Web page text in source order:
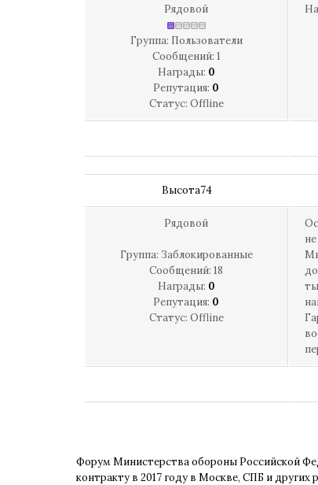
Рядовой
Группа: Пользователи
Сообщений: 1
Награды: 0
Репутация: 0
Статус: Offline
Высота74
Рядовой
Группа: Заблокированные
Сообщений: 18
Награды: 0
Репутация: 0
Статус: Offline
Форум Министерства обороны Российской
контракту в 2017 году в Москве, СПБ и других